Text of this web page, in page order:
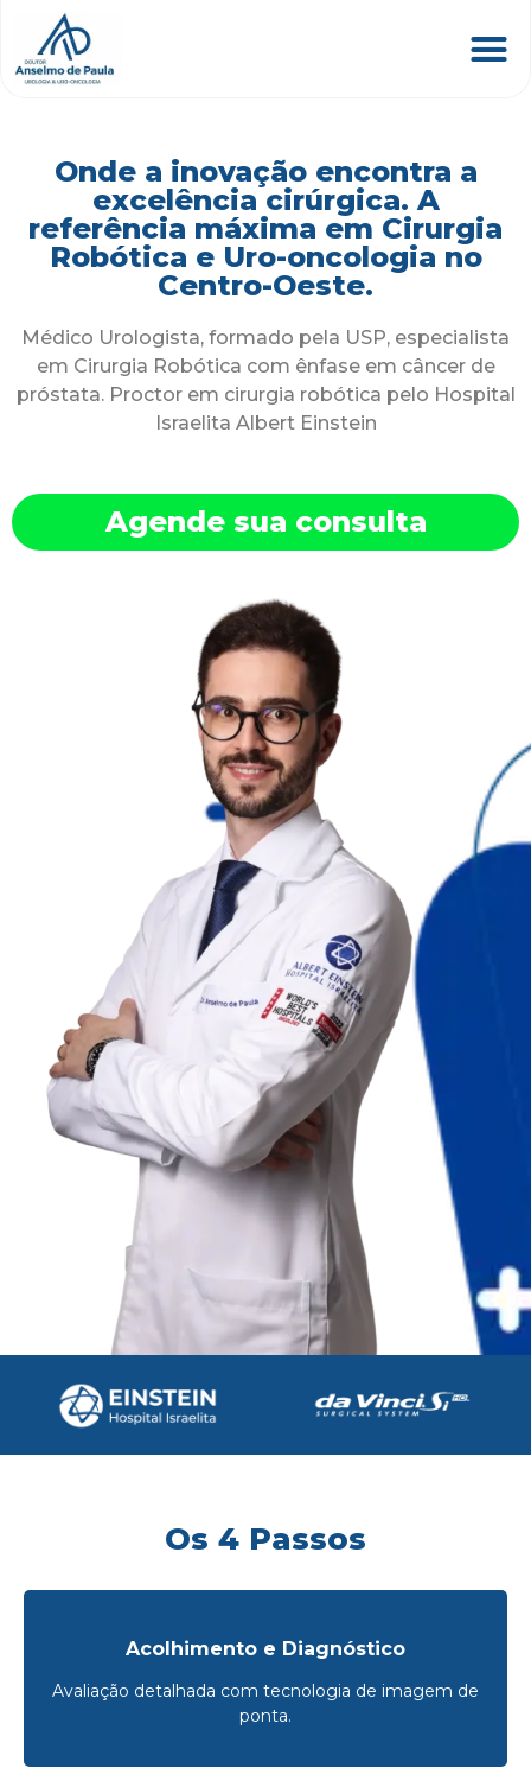
Onde a inovação encontra a
excelência cirúrgica. A
referência máxima em Cirurgia
Robótica e Uro-oncologia no
Centro-Oeste.
Médico Urologista, formado pela USP, especialista
em Cirurgia Robótica com ênfase em câncer de
próstata. Proctor em cirurgia robótica pelo Hospital
Israelita Albert Einstein
Agende sua consulta
Os 4 Passos
Acolhimento e Diagnóstico
Avaliação detalhada com tecnologia de imagem de
ponta.